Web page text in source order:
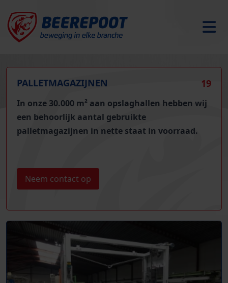
19
PALLETMAGAZIJNEN
In onze 30.000 m² aan opslaghallen hebben wij
een behoorlijk aantal gebruikte
palletmagazijnen in nette staat in voorraad.
Neem contact op